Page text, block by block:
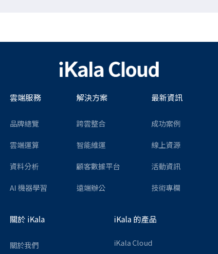
雲端服務
品牌總覽
雲端運算
資料分析
AI 機器學習
解決方案
跨雲整合
智能維運
顧客數據平台
遠端辦公
最新資訊
成功案例
線上資源
活動資訊
技術專欄
關於 iKala
關於我們
iKala 的產品
iKala Cloud